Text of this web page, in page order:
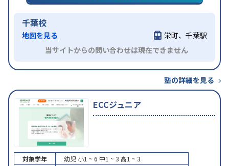
千葉校
地図を見る
栄町、千葉駅
当サイトからの問い合わせは現在できません
塾の詳細を見る
ECCジュニア
対象学年 幼児 小1 ~ 6 中1 ~ 3 高1 ~ 3